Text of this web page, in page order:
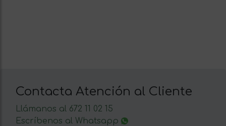
Contacta Atención al Cliente
Llámanos al 672 11 02 15
Escríbenos al Whatsapp